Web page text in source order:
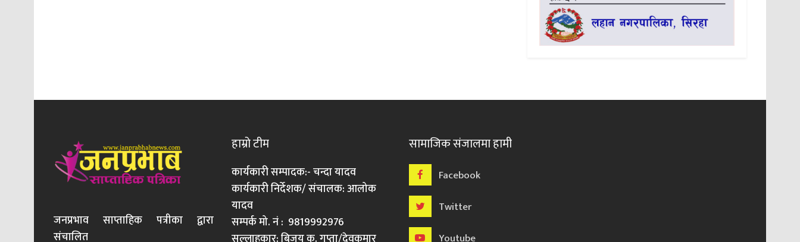
जनप्रभाव साप्ताहिक पत्रीका द्वारा
संचालित
हाम्रो टीम
कार्यकारी सम्पादक:- चन्दा यादव
कार्यकारी निर्देशक/ संचालक: आलोक
यादव
सम्पर्क मो. नं : 9819992976
सामाजिक संजालमा हामी
Facebook
Twitter
Youtube